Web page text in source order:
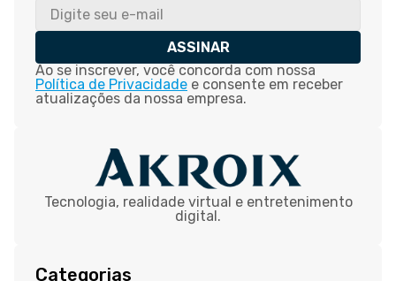
ASSINAR
Ao se inscrever, você concorda com nossa
Política de Privacidade e consente em receber
atualizações da nossa empresa.
Tecnologia, realidade virtual e entretenimento
digital.
Categorias